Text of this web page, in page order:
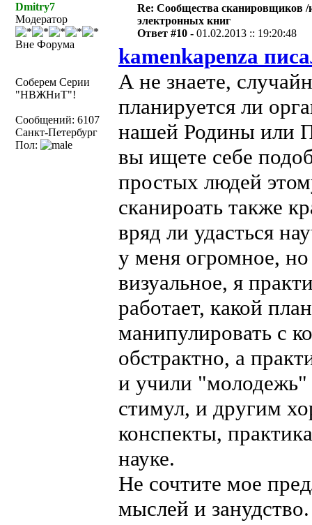
Dmitry7
Модератор
Вне Форума
Соберем Серии
"НВЖНиТ"!
Сообщений: 6107
Санкт-Петербург
Пол:
Re: Сообщества сканировщиков /
электронных книг
Ответ #10 -01.02.2013 :: 19:20:48
kamenkapenza
А не знаете,
планируется ли
нашей Родины или
вы ищете себе
простых людей
сканироать также
вряд ли удасться
у меня огромное,
визуальное, я
работает, какой
манипулировать с
обстрактно, а
и учили "молодежь"
стимул, и другим
конспекты,
науке.
Не сочтите мое
мыслей и